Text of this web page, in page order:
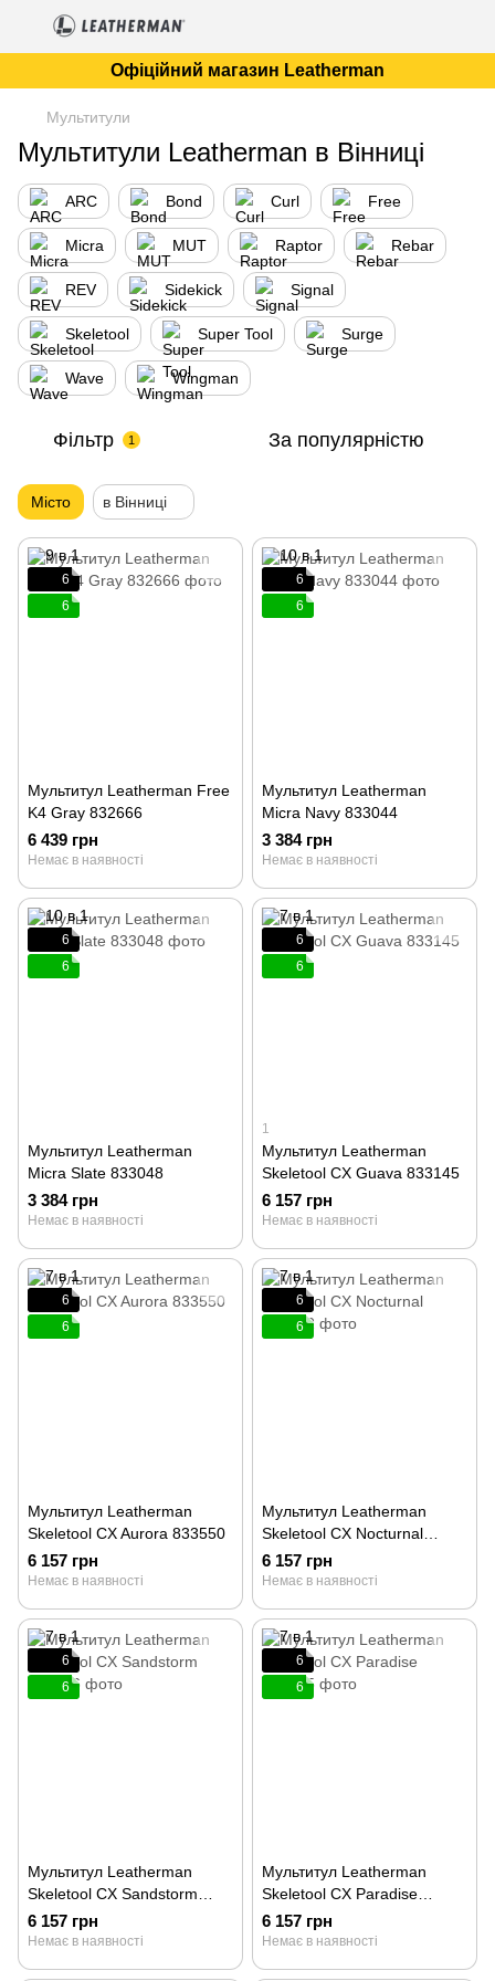
Офіційний магазин Leatherman
Мультитули
Мультитули Leatherman в Вінниці
ARC Bond Curl Free
Micra MUT Raptor Rebar
REV Sidekick Signal
Skeletool Super Tool Surge
Wave Wingman
Фільтр 1 За популярністю
Місто в Вінниці
6
6
Мультитул Leatherman Free
K4 Gray 832666
6 439 грн
Немає в наявності
6
6
Мультитул Leatherman
Micra Navy 833044
3 384 грн
Немає в наявності
6
6
Мультитул Leatherman
Micra Slate 833048
3 384 грн
Немає в наявності
6
6
1
Мультитул Leatherman
Skeletool CX Guava 833145
6 157 грн
Немає в наявності
6
6
Мультитул Leatherman
Skeletool CX Aurora 833550
6 157 грн
Немає в наявності
6
6
Мультитул Leatherman
Skeletool CX Nocturnal
833542
6 157 грн
Немає в наявності
6
6
Мультитул Leatherman
Skeletool CX Sandstorm
833546
6 157 грн
Немає в наявності
6
6
Мультитул Leatherman
Skeletool CX Paradise
833135
6 157 грн
Немає в наявності